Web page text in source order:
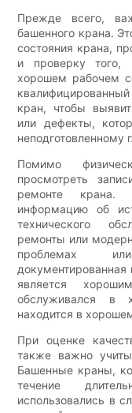
Прежде всего,
башенного крана.
состояния крана,
и проверку того,
хорошем рабочем
кран, чтобы
или дефекты,
неподготовленному
Помимо
просмотреть
ремонте крана.
информацию об
технического
ремонты или
проблемах
документированная
является
обслуживался в
находится в
При оценке
также важно
Башенные краны,
течение
использовались в